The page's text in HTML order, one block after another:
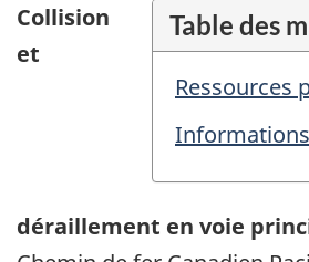
Table des
Ressources
Collision
et
déraillement en voie